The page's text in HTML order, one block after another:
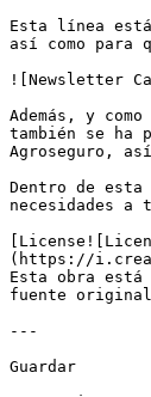
Esta línea
así como para
![Newsletter
Además, y
también se ha
Agroseguro,
Dentro de
necesidades a
(https://
Esta obra
fuente
---
Guardar